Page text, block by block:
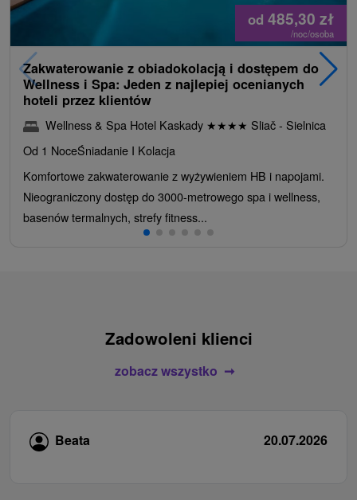
od 485,30 zł
/noc/osoba
Zakwaterowanie z obiadokolacją i dostępem do
Wellness i Spa: Jeden z najlepiej ocenianych
hoteli przez klientów
Wellness & Spa Hotel Kaskady ★★★★ Sliač - Sielnica
Od 1 NoceŚniadanie I Kolacja
Komfortowe zakwaterowanie z wyżywieniem HB i napojami.
Nieograniczony dostęp do 3000-metrowego spa i wellness,
basenów termalnych, strefy fitness...
Zadowoleni klienci
zobacz wszystko
Beata 20.07.2026